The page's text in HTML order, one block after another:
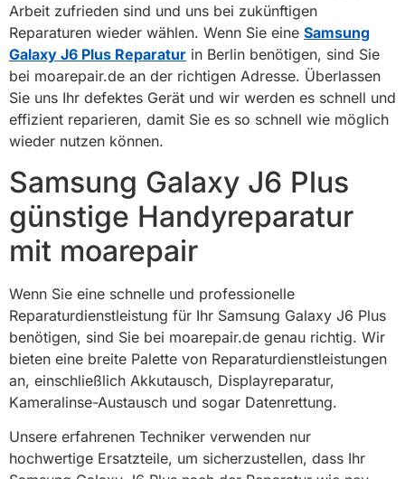
Arbeit zufrieden sind und uns bei zukünftigen
Reparaturen wieder wählen. Wenn Sie eine Samsung
Galaxy J6 Plus Reparatur in Berlin benötigen, sind Sie
bei moarepair.de an der richtigen Adresse. Überlassen
Sie uns Ihr defektes Gerät und wir werden es schnell und
effizient reparieren, damit Sie es so schnell wie möglich
wieder nutzen können.
Samsung Galaxy J6 Plus
günstige Handyreparatur
mit moarepair
Wenn Sie eine schnelle und professionelle
Reparaturdienstleistung für Ihr Samsung Galaxy J6 Plus
benötigen, sind Sie bei moarepair.de genau richtig. Wir
bieten eine breite Palette von Reparaturdienstleistungen
an, einschließlich Akkutausch, Displayreparatur,
Kameralinse-Austausch und sogar Datenrettung.
Unsere erfahrenen Techniker verwenden nur
hochwertige Ersatzteile, um sicherzustellen, dass Ihr